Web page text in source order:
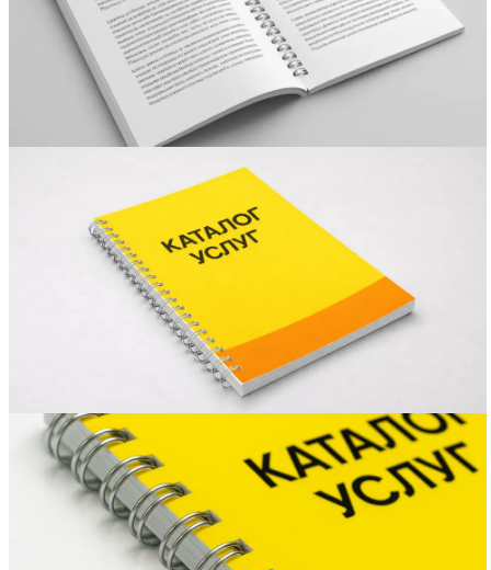
Вакансии
О компании
Написать директору
Арендодателям
Франшиза